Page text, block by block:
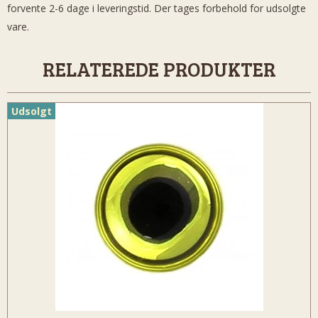
forvente 2-6 dage i leveringstid. Der tages forbehold for udsolgte
vare.
RELATEREDE PRODUKTER
Udsolgt